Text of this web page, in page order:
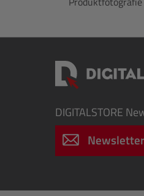
DIGITALSTORE